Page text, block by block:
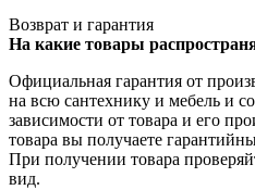
Возврат и гарантия
На какие товары
Официальная гарантия от
на всю сантехнику и мебель и
зависимости от товара и его
товара вы получаете
При получении товара
вид.